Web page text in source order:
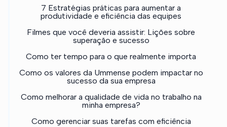
7 Estratégias práticas para aumentar a
produtividade e eficiência das equipes
Filmes que você deveria assistir: Lições sobre
superação e sucesso
Como ter tempo para o que realmente importa
Como os valores da Ummense podem impactar no
sucesso da sua empresa
Como melhorar a qualidade de vida no trabalho na
minha empresa?
Como gerenciar suas tarefas com eficiência